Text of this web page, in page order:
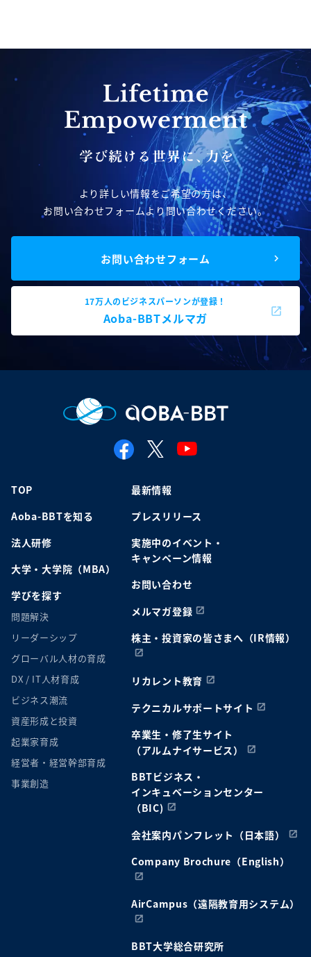
より詳しい情報をご希望の方は、
お問い合わせフォームより問い合わせください。
お問い合わせフォーム
17万人のビジネスパーソンが登録！
Aoba-BBTメルマガ
TOP
Aoba-BBTを知る
法人研修
大学・大学院（MBA）
学びを探す
問題解決
リーダーシップ
グローバル人材の育成
DX / IT人材育成
ビジネス潮流
資産形成と投資
起業家育成
経営者・経営幹部育成
事業創造
最新情報
プレスリリース
実施中のイベント・
キャンペーン情報
お問い合わせ
メルマガ登録
株主・投資家の皆さまへ（IR情報）
リカレント教育
テクニカルサポートサイト
卒業生・修了生サイト
（アルムナイサービス）
BBTビジネス・
インキュベーションセンター
（BIC)
会社案内パンフレット（日本語）
Company Brochure（English）
AirCampus（遠隔教育用システム）
BBT大学総合研究所